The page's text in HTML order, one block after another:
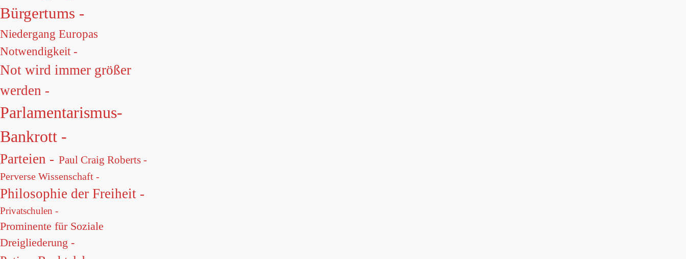
Bürgertums -
Niedergang Europas
Notwendigkeit -
Not wird immer größer
werden -
Parlamentarismus-
Bankrott -
Parteien - Paul Craig Roberts -
Perverse Wissenschaft -
Philosophie der Freiheit -
Privatschulen -
Prominente für Soziale
Dreigliederung -